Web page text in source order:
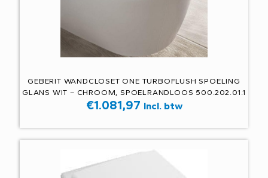
GEBERIT WANDCLOSET ONE TURBOFLUSH SPOELING
GLANS WIT – CHROOM, SPOELRANDLOOS 500.202.01.1
€1.081,97 Incl. btw